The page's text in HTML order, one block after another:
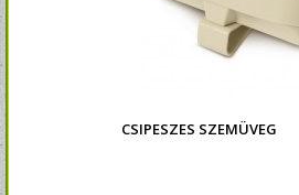
CSIPESZES SZEMÜVEG